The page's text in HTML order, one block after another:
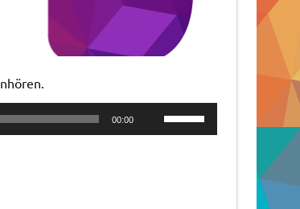
00:00
Hoch/Runter